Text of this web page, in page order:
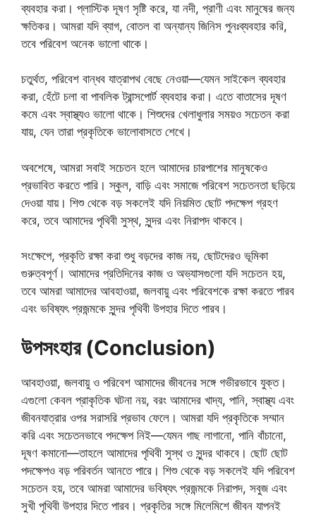
ব্যবহার করা। প্লাস্টিক দূষণ সৃষ্টি করে, যা নদী, প্রাণী এবং মানুষের জন্য
ক্ষতিকর। আমরা যদি ব্যাগ, বোতল বা অন্যান্য জিনিস পুনঃব্যবহার করি,
তবে পরিবেশ অনেক ভালো থাকে।
চতুর্থত, পরিবেশ বান্ধব যাত্রাপথ বেছে নেওয়া—যেমন সাইকেল ব্যবহার
করা, হেঁটে চলা বা পাবলিক ট্রান্সপোর্ট ব্যবহার করা। এতে বাতাসের দূষণ
কমে এবং স্বাস্থ্যও ভালো থাকে। শিশুদের খেলাধুলার সময়ও সচেতন করা
যায়, যেন তারা প্রকৃতিকে ভালোবাসতে শেখে।
অবশেষে, আমরা সবাই সচেতন হলে আমাদের চারপাশের মানুষকেও
প্রভাবিত করতে পারি। স্কুল, বাড়ি এবং সমাজে পরিবেশ সচেতনতা ছড়িয়ে
দেওয়া যায়। শিশু থেকে বড় সকলেই যদি নিয়মিত ছোট পদক্ষেপ গ্রহণ
করে, তবে আমাদের পৃথিবী সুস্থ, সুন্দর এবং নিরাপদ থাকবে।
সংক্ষেপে, প্রকৃতি রক্ষা করা শুধু বড়দের কাজ নয়, ছোটদেরও ভূমিকা
গুরুত্বপূর্ণ। আমাদের প্রতিদিনের কাজ ও অভ্যাসগুলো যদি সচেতন হয়,
তবে আমরা আমাদের আবহাওয়া, জলবায়ু এবং পরিবেশকে রক্ষা করতে পারব
এবং ভবিষ্যৎ প্রজন্মকে সুন্দর পৃথিবী উপহার দিতে পারব।
উপসংহার (Conclusion)
আবহাওয়া, জলবায়ু ও পরিবেশ আমাদের জীবনের সঙ্গে গভীরভাবে যুক্ত।
এগুলো কেবল প্রাকৃতিক ঘটনা নয়, বরং আমাদের খাদ্য, পানি, স্বাস্থ্য এবং
জীবনযাত্রার ওপর সরাসরি প্রভাব ফেলে। আমরা যদি প্রকৃতিকে সম্মান
করি এবং সচেতনভাবে পদক্ষেপ নিই—যেমন গাছ লাগানো, পানি বাঁচানো,
দূষণ কমানো—তাহলে আমাদের পৃথিবী সুস্থ ও সুন্দর থাকবে। ছোট ছোট
পদক্ষেপও বড় পরিবর্তন আনতে পারে। শিশু থেকে বড় সকলেই যদি পরিবেশ
সচেতন হয়, তবে আমরা আমাদের ভবিষ্যৎ প্রজন্মকে নিরাপদ, সবুজ এবং
সুখী পৃথিবী উপহার দিতে পারব। প্রকৃতির সঙ্গে মিলেমিশে জীবন যাপনই